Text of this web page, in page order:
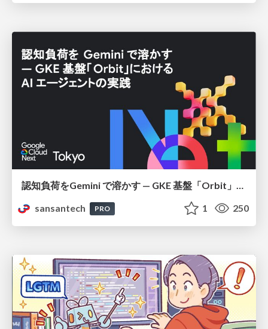
認知負荷をGemini で溶かす — GKE 基盤「Orbit」における AI エージェントの実践
sansantech
PRO 1 250